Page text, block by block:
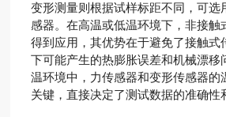
变形测量则根据试样标距不同，可选
感器。在高温或低温环境下，非接触
得到应用，其优势在于避免了接触式
下可能产生的热膨胀误差和机械漂移
温环境中，力传感器和变形传感器的
关键，直接决定了测试数据的准确性